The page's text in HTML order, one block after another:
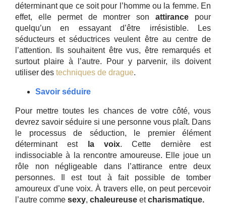
déterminant que ce soit pour l’homme ou la femme. En
effet, elle permet de montrer sonattirance pour
quelqu’un en essayant d’être irrésistible. Les
séducteurs et séductrices veulent être au centre de
l’attention. Ils souhaitent être vus, être remarqués et
surtout plaire à l’autre. Pour y parvenir, ils doivent
utiliser des techniques de drague.
Savoir séduire
Pour mettre toutes les chances de votre côté, vous
devrez savoir séduire si une personne vous plaît. Dans
le processus de séduction, le premier élément
déterminant est
la voix. Cette dernière est
indissociable à la rencontre amoureuse. Elle joue un
rôle non négligeable dans l’attirance entre deux
personnes. Il est tout à fait possible de tomber
amoureux d’une voix. À travers elle, on peut percevoir
l’autre comme sexy, chaleureuse etcharismatique.